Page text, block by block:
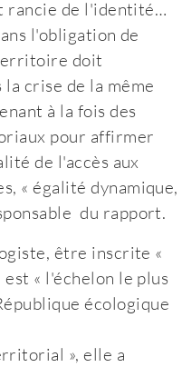
rancie de l'identité…
l'obligation de
doit
crise de la même
à la fois des
pour affirmer
de l'accès aux
« égalité dynamique,
du rapport.
être inscrite «
« l'échelon le plus
écologique
», elle a